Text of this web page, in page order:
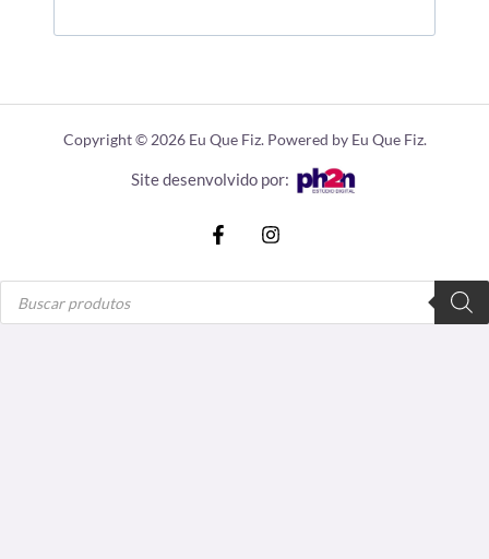
Copyright © 2026 Eu Que Fiz. Powered by Eu Que Fiz.
Site desenvolvido por:
Pesquisar
produtos